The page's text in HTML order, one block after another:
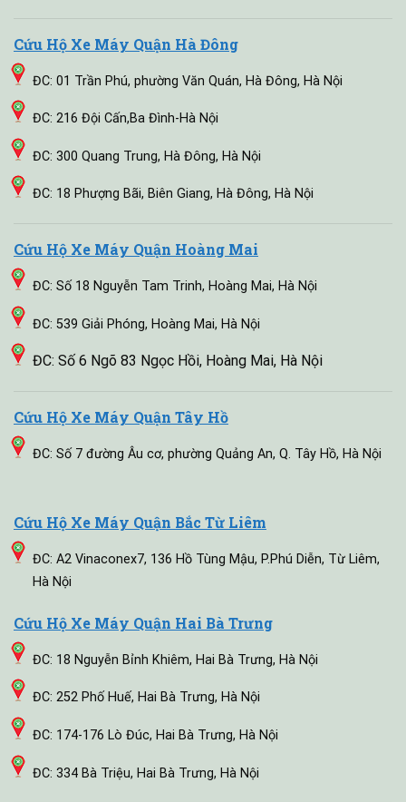
Cứu Hộ Xe Máy Quận Hà Đông
ĐC: 01 Trần Phú, phường Văn Quán, Hà Đông, Hà Nội
ĐC: 216 Đội Cấn,Ba Đình-Hà Nội
ĐC: 300 Quang Trung, Hà Đông, Hà Nội
ĐC: 18 Phượng Bãi, Biên Giang, Hà Đông, Hà Nội
Cứu Hộ Xe Máy Quận Hoàng Mai
ĐC: Số 18 Nguyễn Tam Trinh, Hoàng Mai, Hà Nội
ĐC: 539 Giải Phóng, Hoàng Mai, Hà Nội
ĐC: Số 6 Ngõ 83 Ngọc Hồi, Hoàng Mai, Hà Nội
Cứu Hộ Xe Máy Quận Tây Hồ
ĐC: Số 7 đường Âu cơ, phường Quảng An, Q. Tây Hồ, Hà Nội
Cứu Hộ Xe Máy Quận Bắc Từ Liêm
ĐC: A2 Vinaconex7, 136 Hồ Tùng Mậu, P.Phú Diễn, Từ Liêm,
Hà Nội
Cứu Hộ Xe Máy Quận Hai Bà Trưng
ĐC: 18 Nguyễn Bỉnh Khiêm, Hai Bà Trưng, Hà Nội
ĐC: 252 Phố Huế, Hai Bà Trưng, Hà Nội
ĐC: 174-176 Lò Đúc, Hai Bà Trưng, Hà Nội
ĐC: 334 Bà Triệu, Hai Bà Trưng, Hà Nội